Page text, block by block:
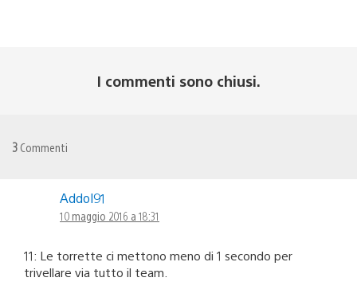
I commenti sono chiusi.
3 Commenti
Addol91
10 maggio 2016 a 18:31
11: Le torrette ci mettono meno di 1 secondo per
trivellare via tutto il team.